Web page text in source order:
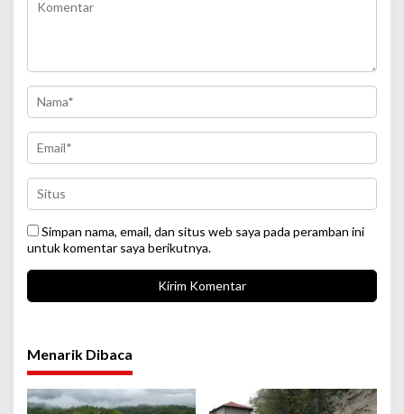
Simpan nama, email, dan situs web saya pada peramban ini
untuk komentar saya berikutnya.
Menarik Dibaca